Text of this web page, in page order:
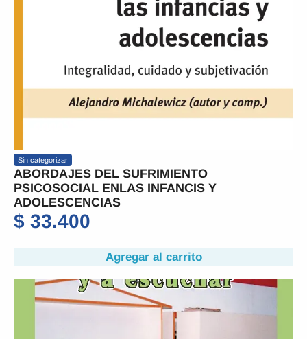
Sin categorizar
ABORDAJES DEL SUFRIMIENTO
PSICOSOCIAL ENLAS INFANCIS Y
ADOLESCENCIAS
$ 33.400
Agregar al carrito